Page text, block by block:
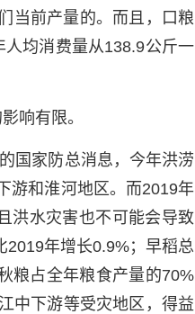
当前产量的。而且，口粮
均消费量从138.9公斤一
响有限。
国家防总消息，今年洪涝
游和淮河地区。而2019年
洪水灾害也不可能会导致
2019年增长0.9%；早稻总
粮占全年粮食产量的70%
中下游等受灾地区，得益